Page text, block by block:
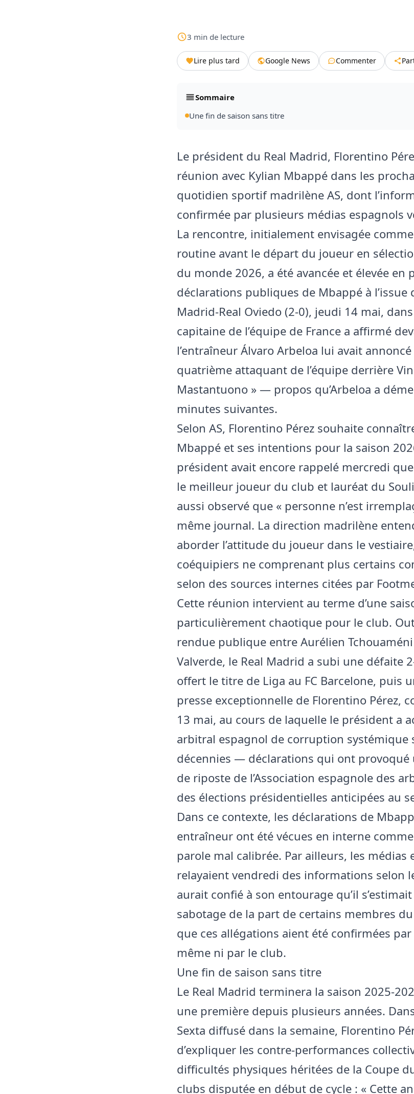
3 min de lecture
Lire plus tard Google News Commenter
Sommaire
Une fin de saison sans titre
Le président du Real Madrid, Florentino
réunion avec Kylian Mbappé dans les
quotidien sportif madrilène AS, dont
confirmée par plusieurs médias espagnols
La rencontre, initialement envisagée
routine avant le départ du joueur en
du monde 2026, a été avancée et élevée en
déclarations publiques de Mbappé à l’issue
Madrid-Real Oviedo (2-0), jeudi 14 mai,
capitaine de l’équipe de France a affirmé
l’entraîneur Álvaro Arbeloa lui avait annoncé
quatrième attaquant de l’équipe derrière
Mastantuono » — propos qu’Arbeloa a
minutes suivantes.
Selon AS, Florentino Pérez souhaite
Mbappé et ses intentions pour la saison
président avait encore rappelé mercredi
le meilleur joueur du club et lauréat du
aussi observé que « personne n’est
même journal. La direction madrilène
aborder l’attitude du joueur dans le
coéquipiers ne comprenant plus certains
selon des sources internes citées par
Cette réunion intervient au terme d’une
particulièrement chaotique pour le club.
rendue publique entre Aurélien
Valverde, le Real Madrid a subi une défaite
offert le titre de Liga au FC Barcelone, puis
presse exceptionnelle de Florentino Pérez,
13 mai, au cours de laquelle le président a
arbitral espagnol de corruption systémique
décennies — déclarations qui ont
de riposte de l’Association espagnole des
des élections présidentielles anticipées au
Dans ce contexte, les déclarations de
entraîneur ont été vécues en interne
parole mal calibrée. Par ailleurs, les médias
relayaient vendredi des informations selon
aurait confié à son entourage qu’il
sabotage de la part de certains membres
que ces allégations aient été confirmées
même ni par le club.
Une fin de saison sans titre
Le Real Madrid terminera la saison 2025-
une première depuis plusieurs années.
Sexta diffusé dans la semaine, Florentino
d’expliquer les contre-performances
difficultés physiques héritées de la Coupe
clubs disputée en début de cycle : « Cette